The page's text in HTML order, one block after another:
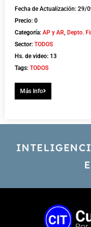
Fecha de Actualización: 29/
Precio: 0
Categoría: AP y AR, Depto.
Sector: TODOS
Hs. de video: 13
Tags: TODOS
Más Info